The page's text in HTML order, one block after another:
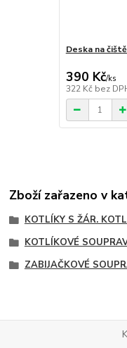
Deska na
390 Kč/ks
322 Kč bez
Zboží zařazeno v
KOTLÍKY S ŽÁR.
KOTLÍKOVÉ
ZABIJAČKOVÉ